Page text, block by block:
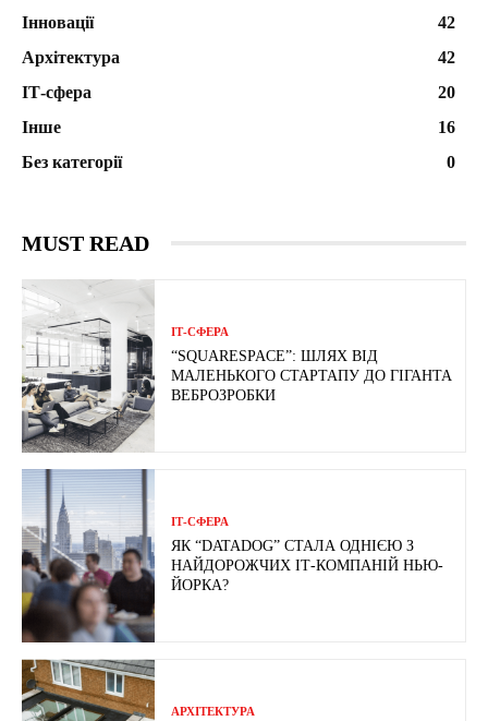
Інновації
42
Архітектура
42
ІТ-сфера
20
Інше
16
Без категорії
0
MUST READ
ІТ-СФЕРА
“SQUARESPACE”: ШЛЯХ ВІД
МАЛЕНЬКОГО СТАРТАПУ ДО ГІГАНТА
ВЕБРОЗРОБКИ
ІТ-СФЕРА
ЯК “DATADOG” СТАЛА ОДНІЄЮ З
НАЙДОРОЖЧИХ ІТ-КОМПАНІЙ НЬЮ-
ЙОРКА?
АРХІТЕКТУРА